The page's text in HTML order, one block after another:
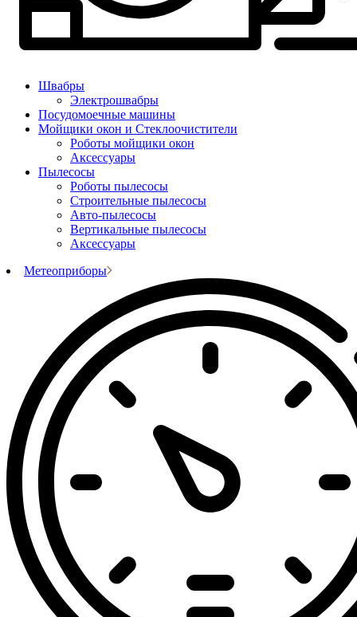
Швабры
Электрошвабры
Посудомоечные машины
Мойщики окон и Стеклоочистители
Роботы мойщики окон
Аксессуары
Пылесосы
Роботы пылесосы
Строительные пылесосы
Авто-пылесосы
Вертикальные пылесосы
Аксессуары
Метеоприборы